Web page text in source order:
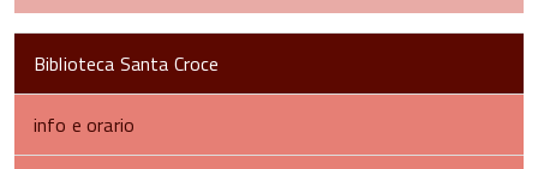
Biblioteca Santa Croce
info e orario